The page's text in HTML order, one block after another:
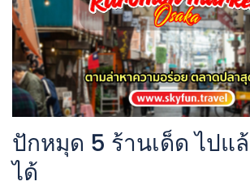
ปักหมุด 5 ร้านเด็ด ไปแ
ได้